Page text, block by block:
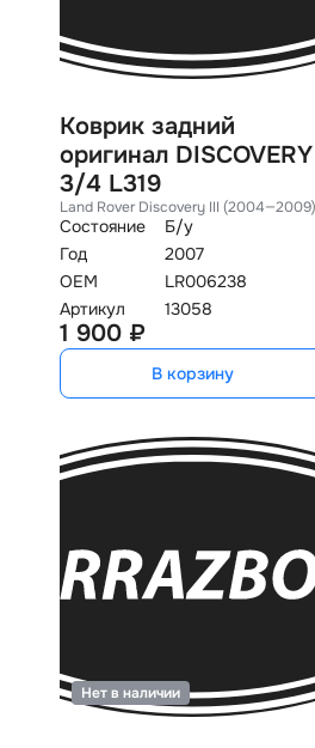
Коврик задний
оригинал DISCOVERY
3/4 L319
Land Rover Discovery III (2004—2009)
Состояние
Б/у
Год
2007
OEM
LR006238
Артикул
13058
1 900 ₽
В корзину
Нет в наличии